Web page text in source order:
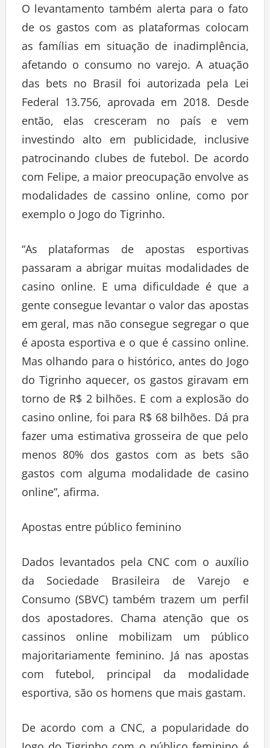
O levantamento também alerta para o fato
de os gastos com as plataformas colocam
as famílias em situação de inadimplência,
afetando o consumo no varejo. A atuação
das bets no Brasil foi autorizada pela Lei
Federal 13.756, aprovada em 2018. Desde
então, elas cresceram no país e vem
investindo alto em publicidade, inclusive
patrocinando clubes de futebol. De acordo
com Felipe, a maior preocupação envolve as
modalidades de cassino online, como por
exemplo o Jogo do Tigrinho.
“As plataformas de apostas esportivas
passaram a abrigar muitas modalidades de
casino online. E uma dificuldade é que a
gente consegue levantar o valor das apostas
em geral, mas não consegue segregar o que
é aposta esportiva e o que é cassino online.
Mas olhando para o histórico, antes do Jogo
do Tigrinho aquecer, os gastos giravam em
torno de R$ 2 bilhões. E com a explosão do
casino online, foi para R$ 68 bilhões. Dá pra
fazer uma estimativa grosseira de que pelo
menos 80% dos gastos com as bets são
gastos com alguma modalidade de casino
online”, afirma.
Apostas entre público feminino
Dados levantados pela CNC com o auxílio
da Sociedade Brasileira de Varejo e
Consumo (SBVC) também trazem um perfil
dos apostadores. Chama atenção que os
cassinos online mobilizam um público
majoritariamente feminino. Já nas apostas
com futebol, principal da modalidade
esportiva, são os homens que mais gastam.
De acordo com a CNC, a popularidade do